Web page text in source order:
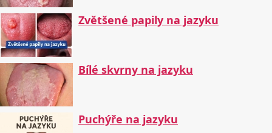
Zvětšené papily na jazyku
Bílé skvrny na jazyku
Puchýře na jazyku